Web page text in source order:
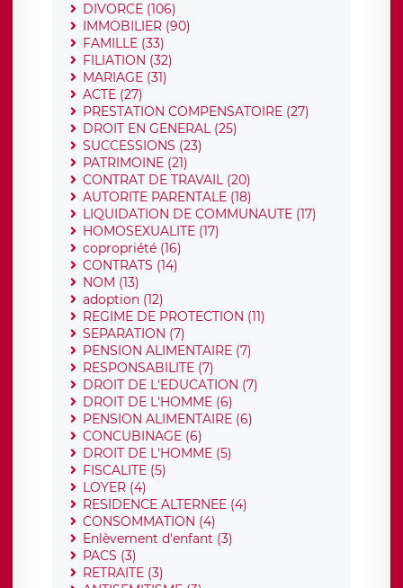
DIVORCE (106)
IMMOBILIER (90)
FAMILLE (33)
FILIATION (32)
MARIAGE (31)
ACTE (27)
PRESTATION COMPENSATOIRE (27)
DROIT EN GENERAL (25)
SUCCESSIONS (23)
PATRIMOINE (21)
CONTRAT DE TRAVAIL (20)
AUTORITE PARENTALE (18)
LIQUIDATION DE COMMUNAUTE (17)
HOMOSEXUALITE (17)
copropriété (16)
CONTRATS (14)
NOM (13)
adoption (12)
REGIME DE PROTECTION (11)
SEPARATION (7)
PENSION ALIMENTAIRE (7)
RESPONSABILITE (7)
DROIT DE L'EDUCATION (7)
DROIT DE L'HOMME (6)
PENSION ALIMENTAIRE (6)
CONCUBINAGE (6)
DROIT DE L'HOMME (5)
FISCALITE (5)
LOYER (4)
RESIDENCE ALTERNEE (4)
CONSOMMATION (4)
Enlèvement d'enfant (3)
PACS (3)
RETRAITE (3)